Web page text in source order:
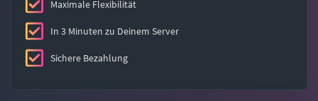
Maximale Flexibilität
In 3 Minuten zu Deinem Server
Sichere Bezahlung